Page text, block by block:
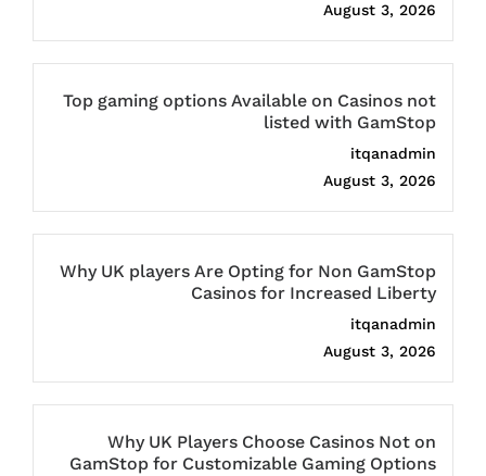
August 3, 2026
Top gaming options Available on Casinos not
listed with GamStop
itqanadmin
August 3, 2026
Why UK players Are Opting for Non GamStop
Casinos for Increased Liberty
itqanadmin
August 3, 2026
Why UK Players Choose Casinos Not on
GamStop for Customizable Gaming Options